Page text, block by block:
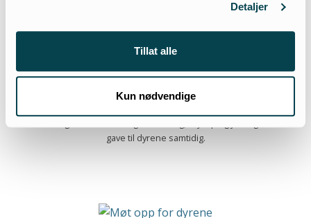
Detaljer
Tillat alle
Kun nødvendige
Gave med mening
gave til dyrene samtidig.